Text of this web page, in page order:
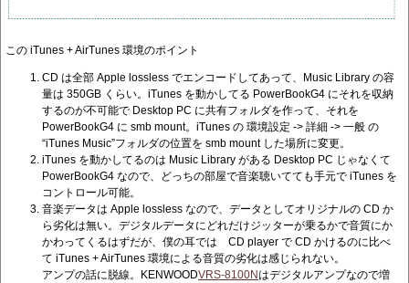
この iTunes + AirTunes 環境のポイント
CD は全部 Apple lossless でエンコードしてあって、Music Library の容
量は 350GB くらい。iTunes を動かしてる PowerBookG4 にそれを収納
するのが不可能で Desktop PC に共有フォルダを作って、それを
PowerBookG4 に smb mount。iTunes の 環境設定 -> 詳細 -> 一般 の
“iTunes Music”フォルダの位置を smb mount した場所に変更。
iTunes を動かしてるのは Music Library がある Desktop PC じゃなくて
PowerBookG4 なので、どっちの部屋で音楽聴いてても手元で iTunes を
コントロール可能。
音楽データは Apple lossless なので、データとしてオリジナルの CD か
ら劣化は無い。デジタルデータにどれだけジッターが乗るかで音質にか
かわってくるはずだが、僕の耳では CD player で CD かけるのに比べ
て iTunes + AirTunes 環境による音質の劣化は感じられない。
アンプの話に脱線。KENWOODVRS-8100Nはデジタルアンプなので増